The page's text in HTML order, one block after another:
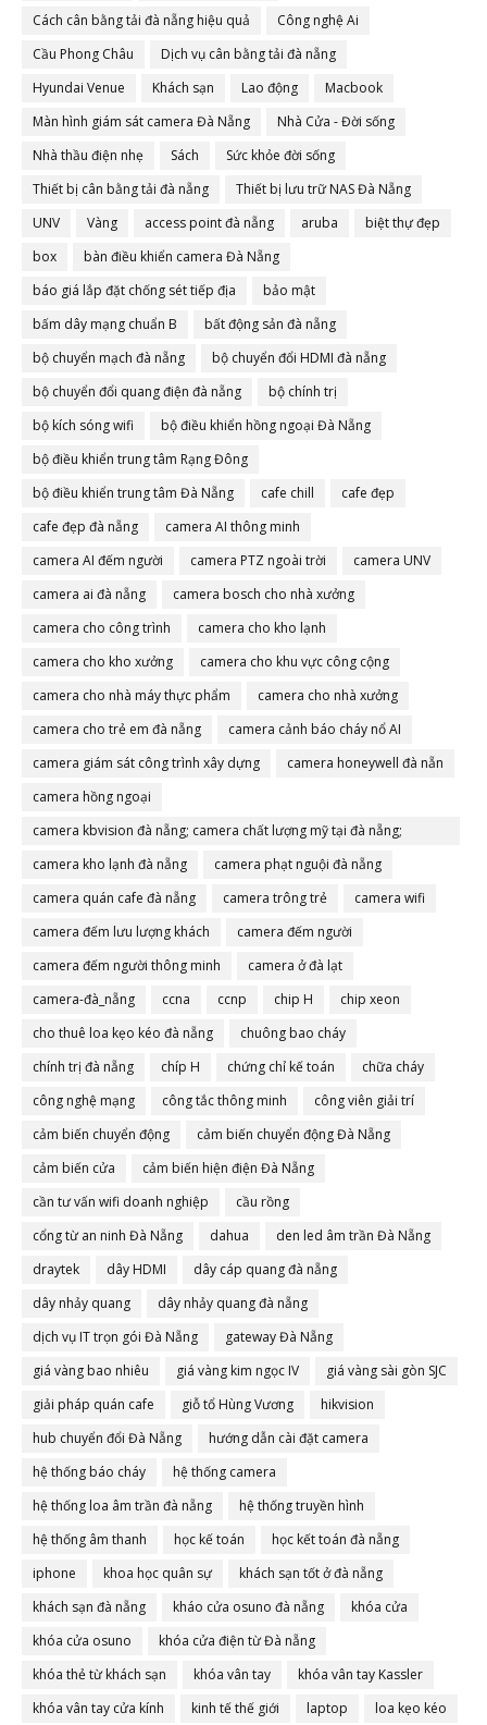
Cách cân bằng tải đà nẵng hiệu quả
Công nghệ Ai
Cầu Phong Châu
Dịch vụ cân bằng tải đà nẵng
Hyundai Venue
Khách sạn Lao động
Macbook
Màn hình giám sát camera Đà Nẵng
Nhà Cửa - Đời sống
Nhà thầu điện nhẹ
Sách
Sức khỏe đời sống
Thiết bị cân bằng tải đà nẵng
Thiết bị lưu trữ NAS Đà Nẵng
UNV
Vàng access point đà nẵng aruba
biệt thự đẹp
box
bàn điều khiển camera Đà Nẵng
báo giá lắp đặt chống sét tiếp địa
bảo mật
bấm dây mạng chuẩn B
bất động sản đà nẵng
bộ chuyển mạch đà nẵng
bộ chuyển đổi HDMI đà nẵng
bộ chuyển đổi quang điện đà nẵng
bộ chính trị
bộ kích sóng wifi
bộ điều khiển hồng ngoại Đà Nẵng
bộ điều khiển trung tâm Rạng Đông
bộ điều khiển trung tâm Đà Nẵng
cafe chill
cafe đẹp
cafe đẹp đà nẵng
camera AI thông minh
camera AI đếm người
camera PTZ ngoài trời
camera UNV
camera ai đà nẵng
camera bosch cho nhà xưởng
camera cho công trình
camera cho kho lạnh
camera cho kho xưởng
camera cho khu vực công cộng
camera cho nhà máy thực phẩm
camera cho nhà xưởng
camera cho trẻ em đà nẵng
camera cảnh báo cháy nổ AI
camera giám sát công trình xây dựng
camera honeywell đà nẵn
camera hồng ngoại
camera kbvision đà nẵng; camera chất lượng mỹ tại đà nẵng;
camera đà nẵng
camera kho lạnh đà nẵng
camera phạt nguội đà nẵng
camera quán cafe đà nẵng
camera trông trẻ
camera wifi
camera đếm lưu lượng khách
camera đếm người
camera đếm người thông minh
camera ở đà lạt
camera-đà_nẵng
ccna ccnp chip H
chip xeon
cho thuê loa kẹo kéo đà nẵng
chuông bao cháy
chính trị đà nẵng
chíp H chứng chỉ kế toán
chữa cháy
công nghệ mạng
công tắc thông minh
công viên giải trí
cảm biến chuyển động
cảm biến chuyển động Đà Nẵng
cảm biến cửa
cảm biến hiện điện Đà Nẵng
cần tư vấn wifi doanh nghiệp
cầu rồng
cổng từ an ninh Đà Nẵng
dahua
den led âm trần Đà Nẵng
draytek
dây HDMI
dây cáp quang đà nẵng
dây nhảy quang
dây nhảy quang đà nẵng
dịch vụ IT trọn gói Đà Nẵng
gateway Đà Nẵng
giá vàng bao nhiêu
giá vàng kim ngọc IV
giá vàng sài gòn SJC
giải pháp quán cafe
giỗ tổ Hùng Vương
hikvision
hub chuyển đổi Đà Nẵng
hướng dẫn cài đặt camera
hệ thống báo cháy
hệ thống camera
hệ thống loa âm trần đà nẵng
hệ thống truyền hình
hệ thống âm thanh
học kế toán
học kết toán đà nẵng
iphone
khoa học quân sự
khách sạn tốt ở đà nẵng
khách sạn đà nẵng
kháo cửa osuno đà nẵng
khóa cửa
khóa cửa osuno
khóa cửa điện từ Đà nẵng
khóa thẻ từ khách sạn
khóa vân tay
khóa vân tay Kassler
khóa vân tay cửa kính
kinh tế thế giới laptop loa kẹo kéo